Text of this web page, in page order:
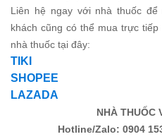
Liên hệ ngay với nhà thuốc
khách cũng có thể mua trực
nhà thuốc tại đây:
TIKI
SHOPEE
LAZADA
NHÀ THUỐC
Hotline/Zalo: 0904